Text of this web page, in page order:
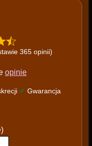
365 opinii)
opinie
✔ Gwarancja